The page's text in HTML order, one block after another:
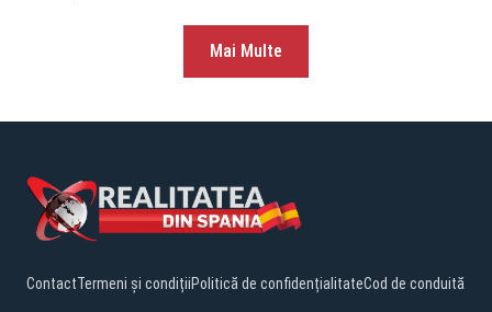
Mai Multe
ContactTermeni și condițiiPolitică de confidențialitateCod de conduită